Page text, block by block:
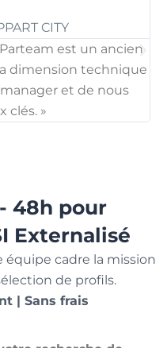
CITY
est un ancien
dimension technique
et de nous
clés. »
48h pour
Externalisé
équipe cadre la mission
de profils.
| Sans frais